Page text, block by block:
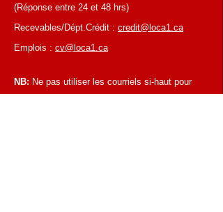
(Réponse entre 24 et 48 hrs)
Recevables/Dépt.Crédit : credit@loca1.ca
Emplois : cv@loca1.ca
NB: Ne pas utiliser les courriels si-haut pour